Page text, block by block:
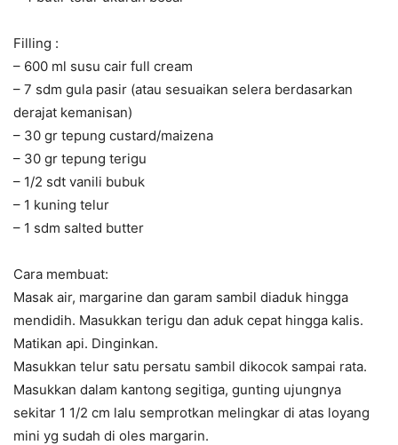
Filling :
– 600 ml susu cair full cream
– 7 sdm gula pasir (atau sesuaikan selera berdasarkan
derajat kemanisan)
– 30 gr tepung custard/maizena
– 30 gr tepung terigu
– 1/2 sdt vanili bubuk
– 1 kuning telur
– 1 sdm salted butter
Cara membuat:
Masak air, margarine dan garam sambil diaduk hingga
mendidih. Masukkan terigu dan aduk cepat hingga kalis.
Matikan api. Dinginkan.
Masukkan telur satu persatu sambil dikocok sampai rata.
Masukkan dalam kantong segitiga, gunting ujungnya
sekitar 1 1/2 cm lalu semprotkan melingkar di atas loyang
mini yg sudah di oles margarin.